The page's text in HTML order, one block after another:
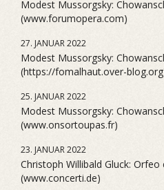
Modest Mussorgsky:
(www.forumopera.com)
27. JANUAR 2022
Modest Mussorgsky:
(https://fomalhaut.over-
25. JANUAR 2022
Modest Mussorgsky:
(www.onsortoupas.fr)
23. JANUAR 2022
Christoph Willibald Gluck: Orfeo
(www.concerti.de)